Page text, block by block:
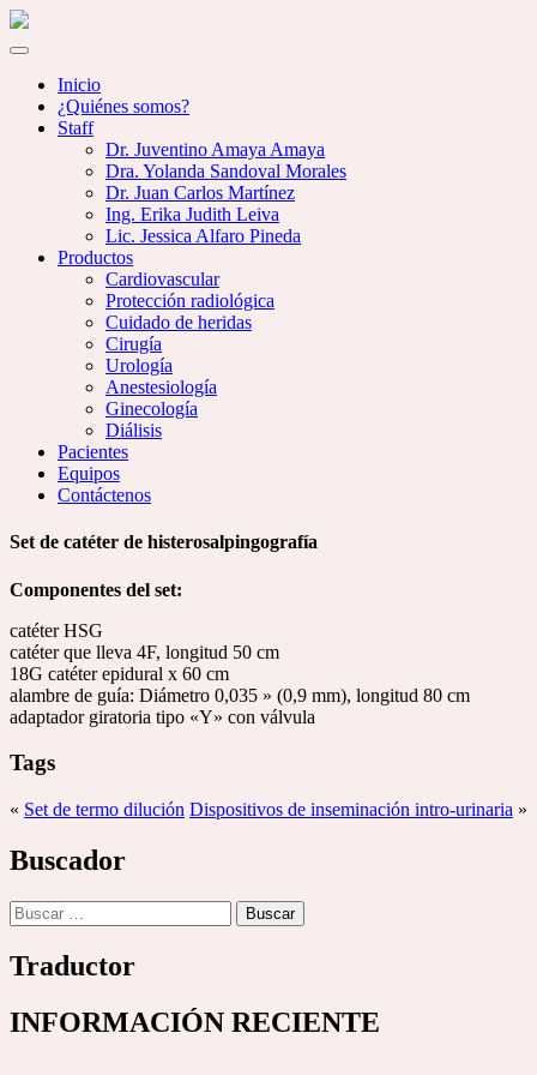
Inicio
¿Quiénes somos?
Staff
Dr. Juventino Amaya Amaya
Dra. Yolanda Sandoval Morales
Dr. Juan Carlos Martínez
Ing. Erika Judith Leiva
Lic. Jessica Alfaro Pineda
Productos
Cardiovascular
Protección radiológica
Cuidado de heridas
Cirugía
Urología
Anestesiología
Ginecología
Diálisis
Pacientes
Equipos
Contáctenos
Set de catéter de histerosalpingografía
Componentes del set:
catéter HSG
catéter que lleva 4F, longitud 50 cm
18G catéter epidural x 60 cm
alambre de guía: Diámetro 0,035 » (0,9 mm), longitud 80 cm
adaptador giratoria tipo «Y» con válvula
Tags
« Set de termo dilución Dispositivos de inseminación intro-urinaria »
Buscador
Buscar:
Traductor
INFORMACIÓN RECIENTE